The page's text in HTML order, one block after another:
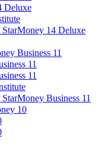
Deluxe
14 Deluxe
Business 11
11
11
Business 11
10